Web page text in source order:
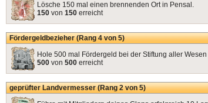
Lösche 150 mal einen brennenden Ort in Pensal.
150 von 150 erreicht
Fördergeldbezieher (Rang 4 von 5)
Hole 500 mal Fördergeld bei der Stiftung aller
500 von 500 erreicht
geprüfter Landvermesser (Rang 2 von 5)